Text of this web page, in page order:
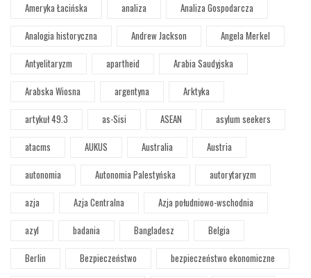
Ameryka Łacińska
analiza
Analiza Gospodarcza
Analogia historyczna
Andrew Jackson
Angela Merkel
Antyelitaryzm
apartheid
Arabia Saudyjska
Arabska Wiosna
argentyna
Arktyka
artykuł 49.3
as-Sisi ASEAN
asylum seekers
atacms
AUKUS Australia
Austria
autonomia
Autonomia Palestyńska
autorytaryzm
azja
Azja Centralna
Azja południowo-wschodnia
azyl
badania Bangladesz
Belgia
Berlin
Bezpieczeństwo
bezpieczeństwo ekonomiczne